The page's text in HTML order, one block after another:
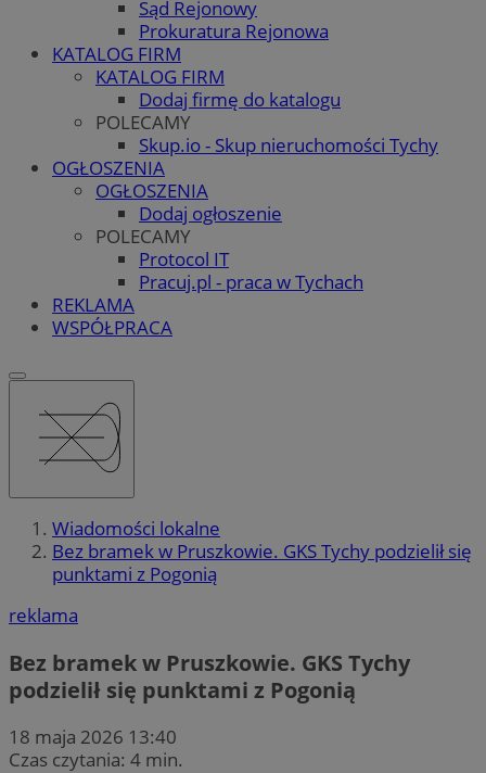
Sąd Rejonowy
Prokuratura Rejonowa
KATALOG FIRM
KATALOG FIRM
Dodaj firmę do katalogu
POLECAMY
Skup.io - Skup nieruchomości Tychy
OGŁOSZENIA
OGŁOSZENIA
Dodaj ogłoszenie
POLECAMY
Protocol IT
Pracuj.pl - praca w Tychach
REKLAMA
WSPÓŁPRACA
Wiadomości lokalne
Bez bramek w Pruszkowie. GKS Tychy podzielił się
punktami z Pogonią
reklama
Bez bramek w Pruszkowie. GKS Tychy
podzielił się punktami z Pogonią
18 maja 2026 13:40
Czas czytania: 4 min.